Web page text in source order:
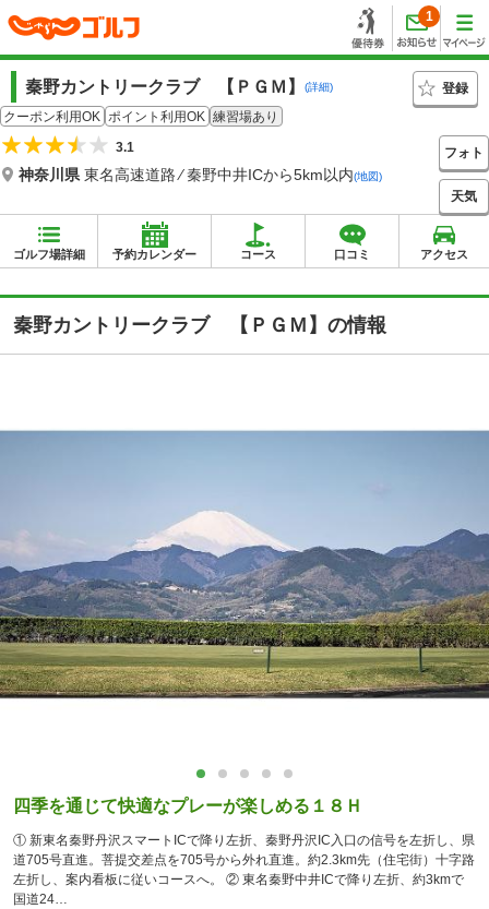
1
秦野カントリークラブ 【ＰＧＭ】 (詳細)
登録
クーポン利用OK ポイント利用OK 練習場あり
3.1
神奈川県 東名高速道路 ⁄ 秦野中井ICから5km以内(地図)
フォト
天気
ゴルフ場詳細 予約カレンダー コース 口コミ アクセス
秦野カントリークラブ 【ＰＧＭ】の情報
四季を通じて快適なプレーが楽しめる１８Ｈ
① 新東名秦野丹沢スマートICで降り左折、秦野丹沢IC入口の信号を左折し、県
道705号直進。菩提交差点を705号から外れ直進。約2.3km先（住宅街）十字路
左折し、案内看板に従いコースへ。 ② 東名秦野中井ICで降り左折、約3kmで
国道24